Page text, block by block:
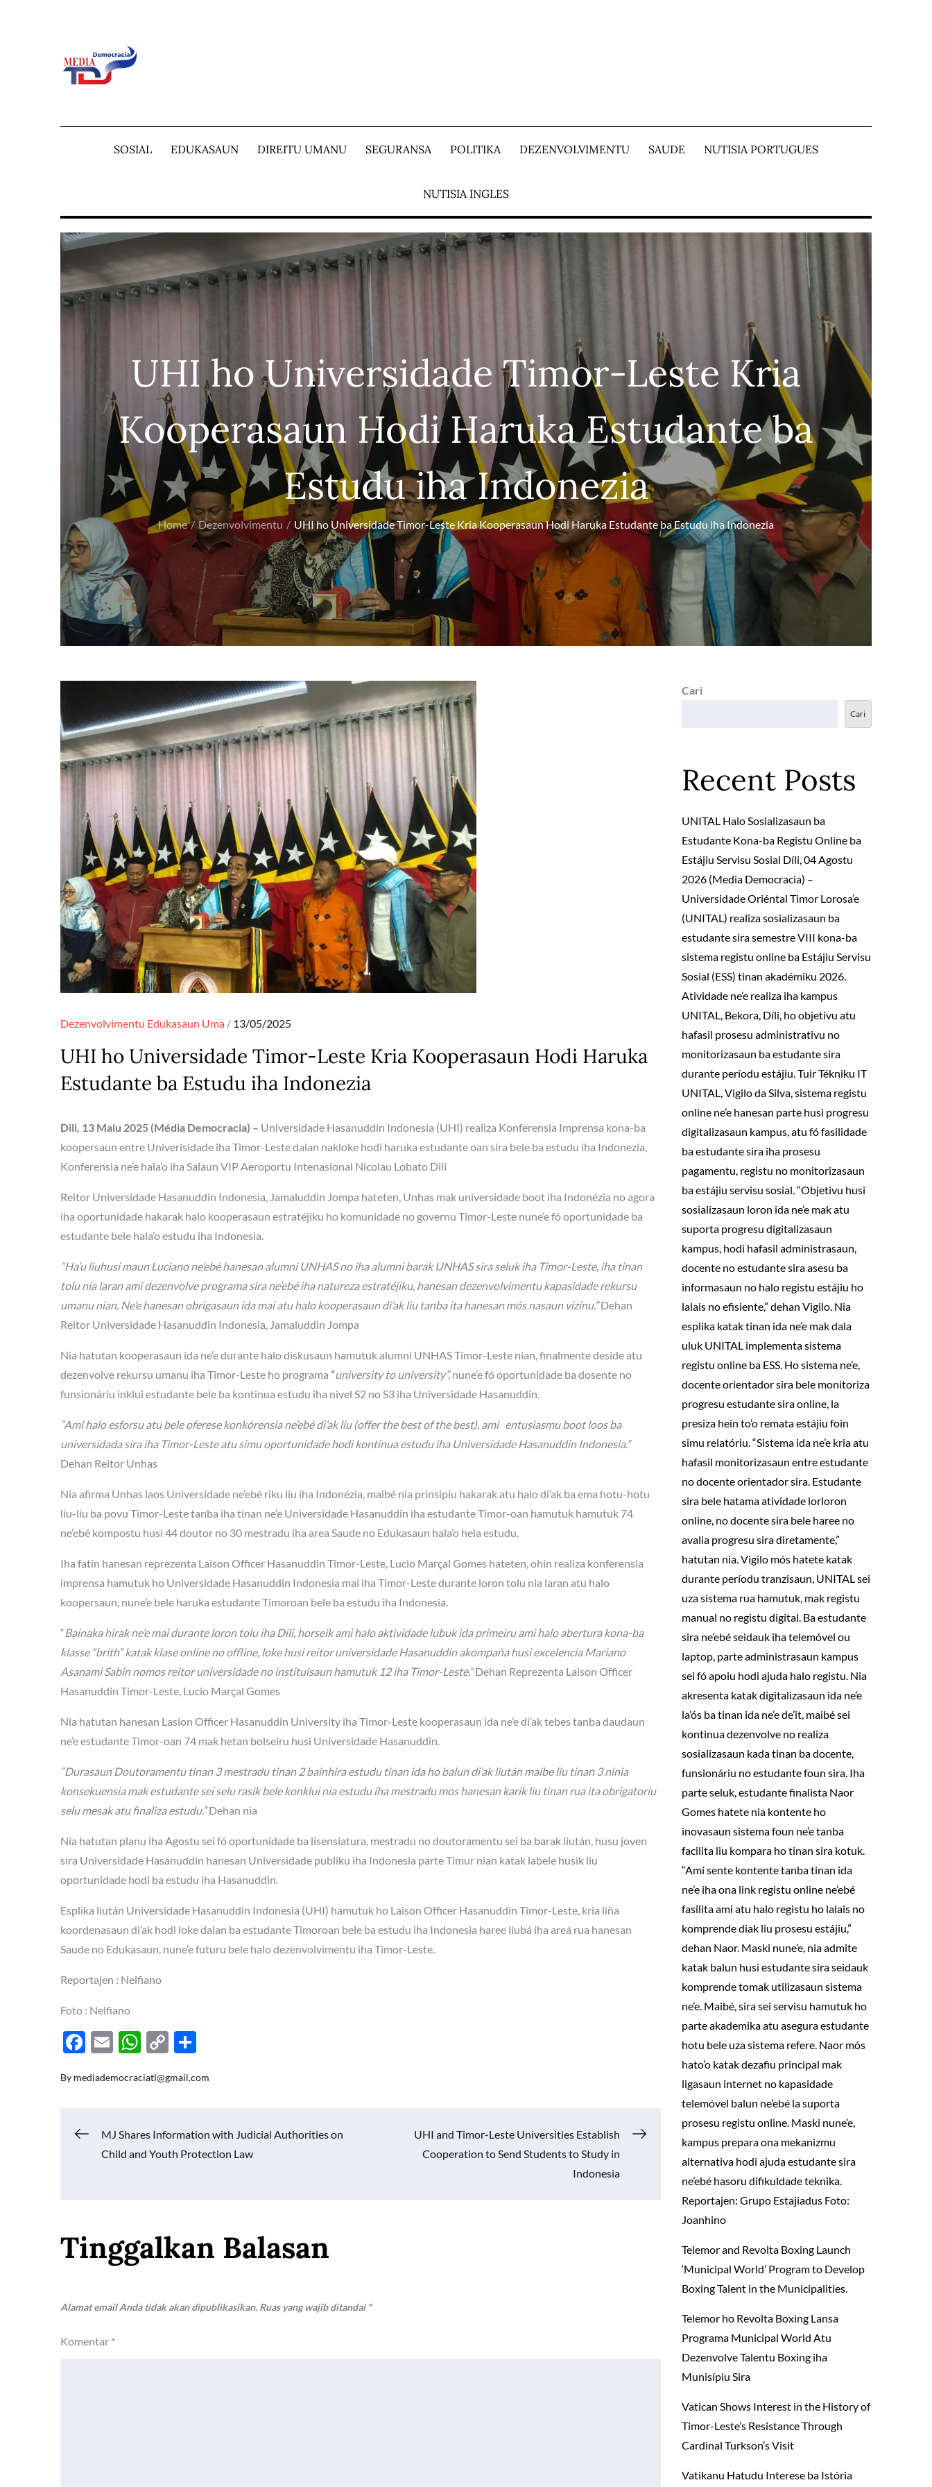
SOSIAL EDUKASAUN DIREITU UMANU SEGURANSA POLITIKA DEZENVOLVIMENTU SAUDE NUTISIA PORTUGUES
NUTISIA INGLES
UHI ho Universidade Timor-Leste Kria
Kooperasaun Hodi Haruka Estudante ba
Estudu iha Indonezia
Home Dezenvolvimentu UHI ho Universidade Timor-Leste Kria Kooperasaun Hodi Haruka Estudante ba Estudu iha Indonezia
Dezenvolvimentu Edukasaun Uma Posted
13/05/2025
UHI ho Universidade Timor-Leste Kria Kooperasaun Hodi Haruka
Estudante ba Estudu iha Indonezia
Dili, 13 Maiu 2025 (Média Democracia) – Universidade Hasanuddin Indonesia (UHI) realiza Konferensia Imprensa kona-ba
koopersaun entre Univerisidade iha Timor-Leste dalan nakloke hodi haruka estudante oan sira bele ba estudu iha Indonezia,
Konferensia ne’e hala’o iha Salaun VIP Aeroportu Intenasional Nicolau Lobato Dili
Reitor Universidade Hasanuddin Indonesia, Jamaluddin Jompa hateten, Unhas mak universidade boot iha Indonézia no agora
iha oportunidade hakarak halo kooperasaun estratéjiku ho komunidade no governu Timor-Leste nune’e fó oportunidade ba
estudante bele hala’o estudu iha Indonesia.
“Ha’u liuhusi maun Luciano ne’ebé hanesan alumni UNHAS no iha alumni barak UNHAS sira seluk iha Timor-Leste, iha tinan
tolu nia laran ami dezenvolve programa sira ne’ebé iha natureza estratéjiku, hanesan dezenvolvimentu kapasidade rekursu
umanu nian. Ne’e hanesan obrigasaun ida mai atu halo kooperasaun di’ak liu tanba ita hanesan mós nasaun vizinu.”Dehan
Reitor Universidade Hasanuddin Indonesia, Jamaluddin Jompa
Nia hatutan kooperasaun ida ne’e durante halo diskusaun hamutuk alumni UNHAS Timor-Leste nian, finalmente deside atu
dezenvolve rekursu umanu iha Timor-Leste ho programa “university to university”,nune’e fó oportunidade ba dosente no
funsionáriu inklui estudante bele ba kontinua estudu iha nivel S2 no S3 iha Universidade Hasanuddin.
“Ami halo esforsu atu bele oferese konkórensia ne’ebé di’ak liu (offer the best of the best), ami entusiasmu boot loos ba
universidada sira iha Timor-Leste atu simu oportunidade hodi kontinua estudu iha Universidade Hasanuddin Indonesia.”
Dehan Reitor Unhas
Nia afirma Unhas laos Universidade ne’ebé riku liu iha Indonézia, maibé nia prinsipiu hakarak atu halo di’ak ba ema hotu-hotu
liu-liu ba povu Timor-Leste tanba iha tinan ne’e Universidade Hasanuddin iha estudante Timor-oan hamutuk hamutuk 74
ne’ebé kompostu husi 44 doutor no 30 mestradu iha area Saude no Edukasaun hala’o hela estudu.
Iha fatin hanesan reprezenta Laison Officer Hasanuddin Timor-Leste, Lucio Marçal Gomes hateten, ohin realiza konferensia
imprensa hamutuk ho Universidade Hasanuddin Indonesia mai iha Timor-Leste durante loron tolu nia laran atu halo
koopersaun, nune’e bele haruka estudante Timoroan bele ba estudu iha Indonesia.
“Bainaka hirak ne’e mai durante loron tolu iha Dili, horseik ami halo aktividade lubuk ida primeiru ami halo abertura kona-ba
klasse “brith” katak klase online no offline, loke husi reitor universidade Hasanuddin akompaña husi excelencia Mariano
Asanami Sabin nomos reitor universidade no instituisaun hamutuk 12 iha Timor-Leste.”Dehan Reprezenta Laison Officer
Hasanuddin Timor-Leste, Lucio Marçal Gomes
Nia hatutan hanesan Lasion Officer Hasanuddin University iha Timor-Leste kooperasaun ida ne’e di’ak tebes tanba daudaun
ne’e estudante Timor-oan 74 mak hetan bolseiru husi Universidade Hasanuddin.
“Durasaun Doutoramentu tinan 3 mestradu tinan 2 bainhira estudu tinan ida ho balun di’ak liután maibe liu tinan 3 ninia
konsekuensia mak estudante sei selu rasik bele konklui nia estudu iha mestradu mos hanesan karik liu tinan rua ita obrigatoriu
selu mesak atu finaliza estudu.”Dehan nia
Nia hatutan planu iha Agostu sei fó oportunidade ba lisensiatura, mestradu no doutoramentu sei ba barak liután, husu joven
sira Universidade Hasanuddin hanesan Universidade publiku iha Indonesia parte Timur nian katak labele husik liu
oportunidade hodi ba estudu iha Hasanuddin.
Esplika liután Universidade Hasanuddin Indonesia (UHI) hamutuk ho Laison Officer Hasanuddin Timor-Leste, kria liña
koordenasaun di’ak hodi loke dalan ba estudante Timoroan bele ba estudu iha Indonesia haree liubá iha areá rua hanesan
Saude no Edukasaun, nune’e futuru bele halo dezenvolvimentu iha Timor-Leste.
Reportajen : Nelfiano
Foto : Nelfiano
F
e
o
E
ail
W
at
A
p
C
p
Li
n
ar
By mediademocraciatl@gmail.com
Navigasi
MJ Shares Information with Judicial Authorities on
Child and Youth Protection Law
UHI and Timor-Leste Universities Establish
Cooperation to Send Students to Study in
Indonesia
Tinggalkan Balasan
Alamat email Anda tidak akan dipublikasikan. Ruas yang wajib ditandai*
Komentar *
Cari
Cari
Recent Posts
UNITAL Halo Sosializasaun ba
Estudante Kona-ba Registu Online ba
Estájiu Servisu Sosial Díli, 04 Agostu
2026 (Media Democracia) –
Universidade Oriéntal Timor Lorosa’e
(UNITAL) realiza sosializasaun ba
estudante sira semestre VIII kona-ba
sistema registu online ba Estájiu Servisu
Sosial (ESS) tinan akadémiku 2026.
Atividade ne’e realiza iha kampus
UNITAL, Bekora, Díli, ho objetivu atu
hafasil prosesu administrativu no
monitorizasaun ba estudante sira
durante períodu estájiu. Tuir Tékniku IT
UNITAL, Vigilo da Silva, sistema registu
online ne’e hanesan parte husi progresu
digitalizasaun kampus, atu fó fasilidade
ba estudante sira iha prosesu
pagamentu, registu no monitorizasaun
ba estájiu servisu sosial. “Objetivu husi
sosializasaun loron ida ne’e mak atu
suporta progresu digitalizasaun
kampus, hodi hafasil administrasaun,
docente no estudante sira asesu ba
informasaun no halo registu estájiu ho
lalais no efisiente,” dehan Vigilo. Nia
esplika katak tinan ida ne’e mak dala
uluk UNITAL implementa sistema
registu online ba ESS. Ho sistema ne’e,
docente orientador sira bele monitoriza
progresu estudante sira online, la
presiza hein to’o remata estájiu foin
simu relatóriu. “Sistema ida ne’e kria atu
hafasil monitorizasaun entre estudante
no docente orientador sira. Estudante
sira bele hatama atividade lorloron
online, no docente sira bele haree no
avalia progresu sira diretamente,”
hatutan nia. Vigilo mós hatete katak
durante períodu tranzisaun, UNITAL sei
uza sistema rua hamutuk, mak registu
manual no registu digital. Ba estudante
sira ne’ebé seidauk iha telemóvel ou
laptop, parte administrasaun kampus
sei fó apoiu hodi ajuda halo registu. Nia
akresenta katak digitalizasaun ida ne’e
la’ós ba tinan ida ne’e de’it, maibé sei
kontinua dezenvolve no realiza
sosializasaun kada tinan ba docente,
funsionáriu no estudante foun sira. Iha
parte seluk, estudante finalista Naor
Gomes hatete nia kontente ho
inovasaun sistema foun ne’e tanba
facilita liu kompara ho tinan sira kotuk.
“Ami sente kontente tanba tinan ida
ne’e iha ona link registu online ne’ebé
fasilita ami atu halo registu ho lalais no
komprende diak liu prosesu estájiu,”
dehan Naor. Maski nune’e, nia admite
katak balun husi estudante sira seidauk
komprende tomak utilizasaun sistema
ne’e. Maibé, sira sei servisu hamutuk ho
parte akademika atu asegura estudante
hotu bele uza sistema refere. Naor mós
hato’o katak dezafiu principal mak
ligasaun internet no kapasidade
telemóvel balun ne’ebé la suporta
prosesu registu online. Maski nune’e,
kampus prepara ona mekanizmu
alternativa hodi ajuda estudante sira
ne’ebé hasoru difikuldade teknika.
Reportajen: Grupo Estajiadus Foto:
Joanhino
Telemor and Revolta Boxing Launch
‘Municipal World’ Program to Develop
Boxing Talent in the Municipalities.
Telemor ho Revolta Boxing Lansa
Programa Municipal World Atu
Dezenvolve Talentu Boxing iha
Munisípiu Sira
Vatican Shows Interest in the History of
Timor-Leste’s Resistance Through
Cardinal Turkson’s Visit
Vatikanu Hatudu Interese ba Istória